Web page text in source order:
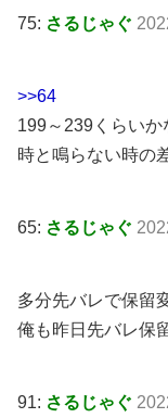
75: さるじゃぐ
>>64
199～239くらい
時と鳴らない時の
65: さるじゃぐ
多分先バレで保留
俺も昨日先バレ保
91: さるじゃぐ